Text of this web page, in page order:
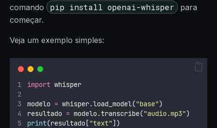
comando
pip install openai-whisper
para
começar.
Veja um exemplo simples:
import whisper
modelo = whisper.load_model("base")
resultado = modelo.transcribe("audio.mp3")
print(resultado["text"])